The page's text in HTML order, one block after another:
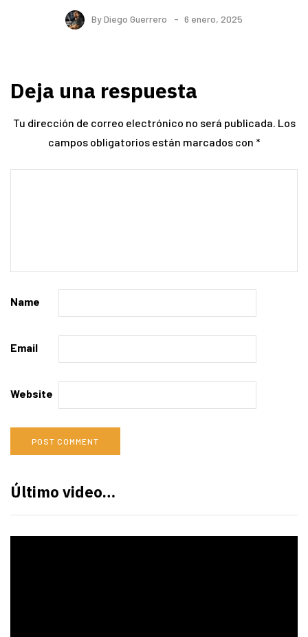
ByDiego Guerrero 6 enero, 2025
Deja una respuesta
Tu dirección de correo electrónico no será publicada. Los
campos obligatorios están marcados con *
Name
Email
Website
Último video…